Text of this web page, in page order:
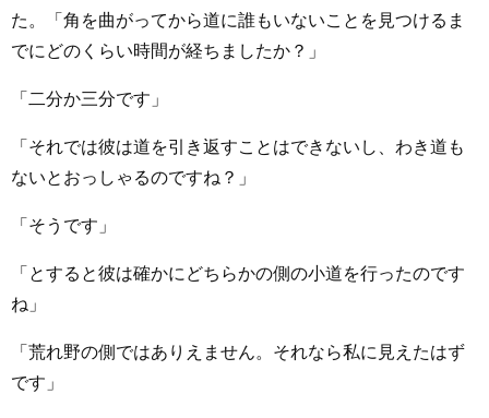
た。「角を曲がってから道に誰もいないことを見つけるま
でにどのくらい時間が経ちましたか？」
「二分か三分です」
「それでは彼は道を引き返すことはできないし、わき道も
ないとおっしゃるのですね？」
「そうです」
「とすると彼は確かにどちらかの側の小道を行ったのです
ね」
「荒れ野の側ではありえません。それなら私に見えたはず
です」